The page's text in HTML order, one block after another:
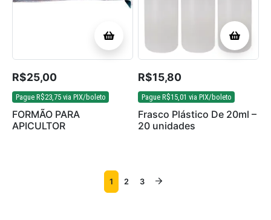
R$25,00
Pague R$23,75 via PIX/boleto
FORMÃO PARA
APICULTOR
R$15,80
Pague R$15,01 via PIX/boleto
Frasco Plástico De 20ml –
20 unidades
1 2 3